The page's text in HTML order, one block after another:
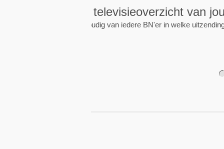
Wekkers,
Zet een wekker op